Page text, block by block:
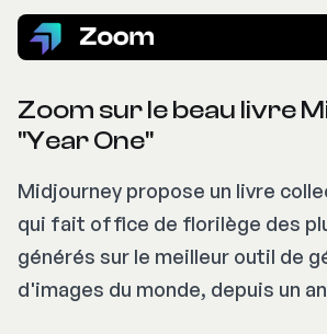
Zoom sur le beau livre
"Year One"
Midjourney propose un livre
qui fait office de florilège des
générés sur le meilleur outil de
d'images du monde, depuis un